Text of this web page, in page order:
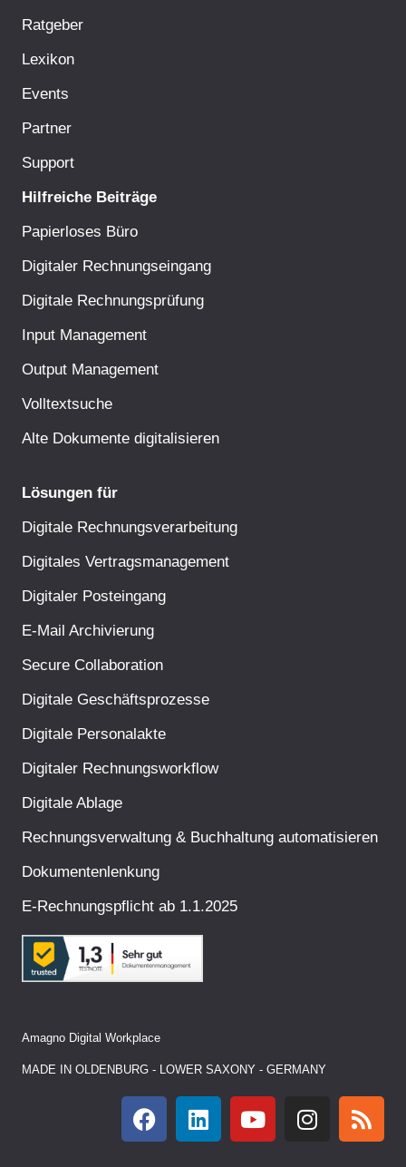
Ratgeber
Lexikon
Events
Partner
Support
Hilfreiche Beiträge
Papierloses Büro
Digitaler Rechnungseingang
Digitale Rechnungsprüfung
Input Management
Output Management
Volltextsuche
Alte Dokumente digitalisieren
Lösungen für
Digitale Rechnungsverarbeitung
Digitales Vertragsmanagement
Digitaler Posteingang
E-Mail Archivierung
Secure Collaboration
Digitale Geschäftsprozesse
Digitale Personalakte
Digitaler Rechnungsworkflow
Digitale Ablage
Rechnungsverwaltung & Buchhaltung automatisieren
Dokumentenlenkung
E-Rechnungspflicht ab 1.1.2025
Amagno Digital Workplace
MADE IN OLDENBURG - LOWER SAXONY - GERMANY